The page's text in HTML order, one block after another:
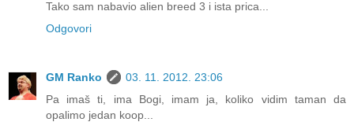
Tako sam nabavio alien breed 3 i ista prica...
Odgovori
GM Ranko
03. 11. 2012. 23:06
Pa imaš ti, ima Bogi, imam ja, koliko vidim taman da
opalimo jedan koop...